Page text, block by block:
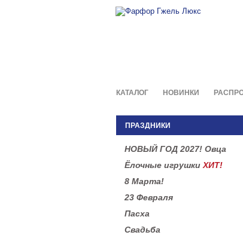
КАТАЛОГ НОВИНКИ
ПРАЗДНИКИ
НОВЫЙ ГОД 2027! Овца
Ёлочные игрушки ХИТ!
8 Марта!
23 Февраля
Пасха
Свадьба